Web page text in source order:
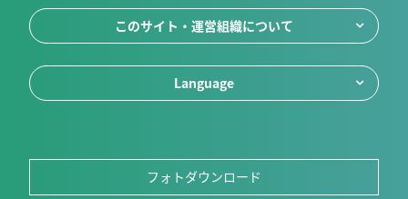
このサイト・運営組織について
Language
フォトダウンロード